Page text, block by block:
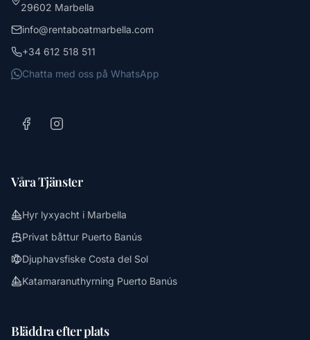
29602 Marbella
info@rentaboatmarbella.com
+34 612 518 511
Chatta med oss på WhatsApp
Våra Tjänster
Hyr lyxyacht i Marbella
Privat båttur Puerto Banús
Djuphavsfiske Costa del Sol
Katamaranuthyrning Puerto Banús
Bläddra efter plats